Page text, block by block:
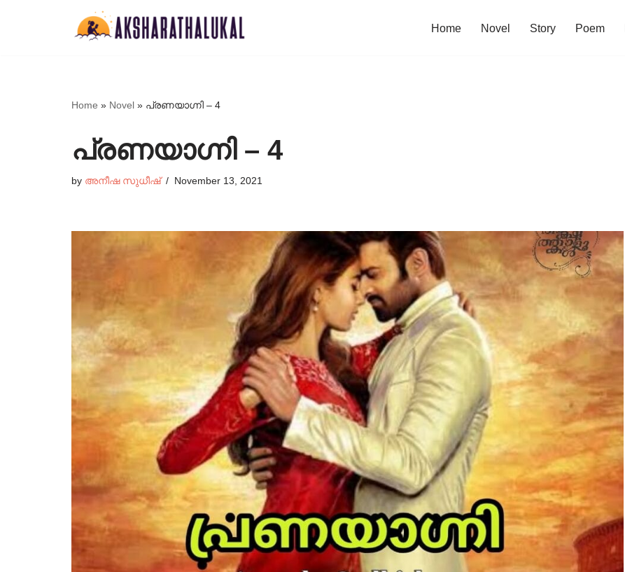
Home Novel Story Poem
Home » Novel » പ്രണയാഗ്നി – 4
പ്രണയാഗ്നി – 4
by അനീഷ സുധീഷ് November 13, 2021